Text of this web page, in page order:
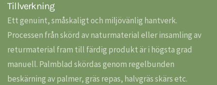
Tillverkning
Ett genuint, småskaligt och miljövänlig hantverk.
Processen från skörd av naturmaterial eller insamling av
returmaterial fram till färdig produkt är i högsta grad
manuell. Palmblad skördas genom regelbunden
beskärning av palmer, gräs repas, halvgräs skärs etc.